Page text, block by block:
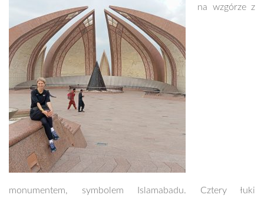
na wzgórze z
monumentem, symbolem Islamabadu. Cztery łuki